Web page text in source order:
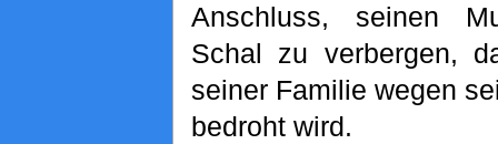
Anschluss, seinen
Schal zu verbergen,
seiner Familie wegen
bedroht wird.